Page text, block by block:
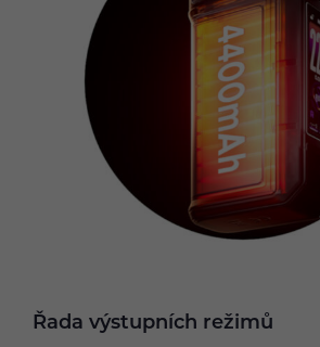
Řada výstupních režimů